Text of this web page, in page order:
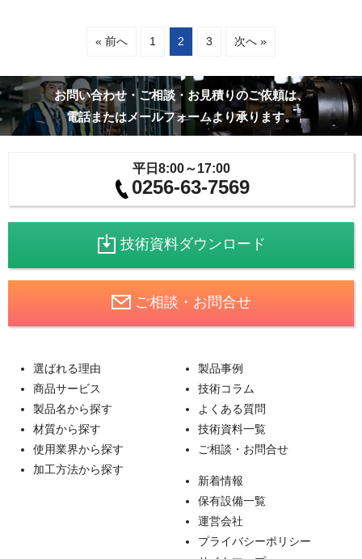
« 前へ 1 2 3 次へ »
お問い合わせ・ご相談・お見積りのご依頼は、
電話またはメールフォームより承ります。
平日8:00～17:00
0256-63-7569
技術資料ダウンロード
ご相談・お問合せ
選ばれる理由
商品サービス
製品名から探す
材質から探す
使用業界から探す
加工方法から探す
製品事例
技術コラム
よくある質問
技術資料一覧
ご相談・お問合せ
新着情報
保有設備一覧
運営会社
プライバシーポリシー